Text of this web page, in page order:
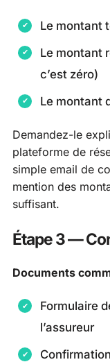
Le montant
Le montant
c’est zéro)
Le montant
Demandez-le
plateforme de
simple email de
mention des
suffisant.
Étape 3 —
Documents
Formulaire
l’assureur